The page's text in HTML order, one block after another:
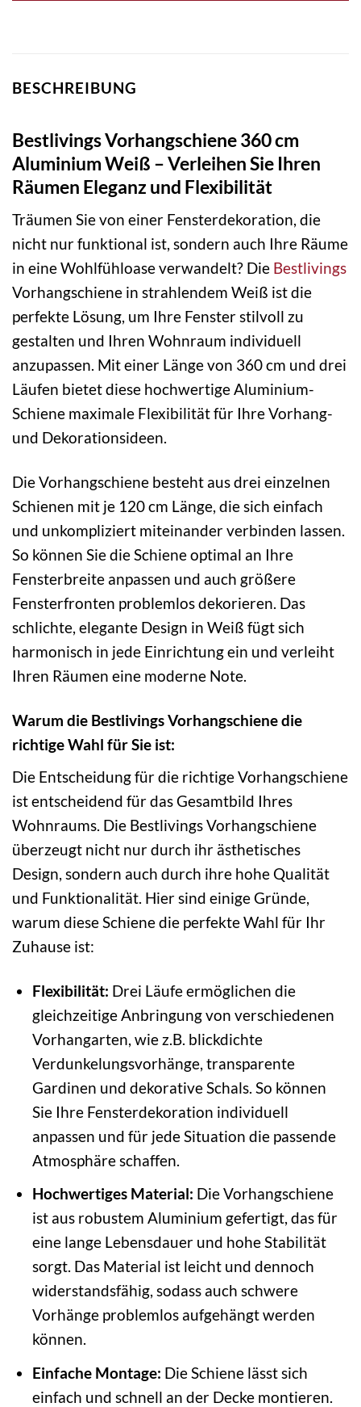
BESCHREIBUNG
Bestlivings Vorhangschiene 360 cm
Aluminium Weiß – Verleihen Sie Ihren
Räumen Eleganz und Flexibilität
Träumen Sie von einer Fensterdekoration, die
nicht nur funktional ist, sondern auch Ihre Räume
in eine Wohlfühloase verwandelt? Die Bestlivings
Vorhangschiene in strahlendem Weiß ist die
perfekte Lösung, um Ihre Fenster stilvoll zu
gestalten und Ihren Wohnraum individuell
anzupassen. Mit einer Länge von 360 cm und drei
Läufen bietet diese hochwertige Aluminium-
Schiene maximale Flexibilität für Ihre Vorhang-
und Dekorationsideen.
Die Vorhangschiene besteht aus drei einzelnen
Schienen mit je 120 cm Länge, die sich einfach
und unkompliziert miteinander verbinden lassen.
So können Sie die Schiene optimal an Ihre
Fensterbreite anpassen und auch größere
Fensterfronten problemlos dekorieren. Das
schlichte, elegante Design in Weiß fügt sich
harmonisch in jede Einrichtung ein und verleiht
Ihren Räumen eine moderne Note.
Warum die Bestlivings Vorhangschiene die
richtige Wahl für Sie ist:
Die Entscheidung für die richtige Vorhangschiene
ist entscheidend für das Gesamtbild Ihres
Wohnraums. Die Bestlivings Vorhangschiene
überzeugt nicht nur durch ihr ästhetisches
Design, sondern auch durch ihre hohe Qualität
und Funktionalität. Hier sind einige Gründe,
warum diese Schiene die perfekte Wahl für Ihr
Zuhause ist:
Flexibilität: Drei Läufe ermöglichen die
gleichzeitige Anbringung von verschiedenen
Vorhangarten, wie z.B. blickdichte
Verdunkelungsvorhänge, transparente
Gardinen und dekorative Schals. So können
Sie Ihre Fensterdekoration individuell
anpassen und für jede Situation die passende
Atmosphäre schaffen.
Hochwertiges Material: Die Vorhangschiene
ist aus robustem Aluminium gefertigt, das für
eine lange Lebensdauer und hohe Stabilität
sorgt. Das Material ist leicht und dennoch
widerstandsfähig, sodass auch schwere
Vorhänge problemlos aufgehängt werden
können.
Einfache Montage: Die Schiene lässt sich
einfach und schnell an der Decke montieren.